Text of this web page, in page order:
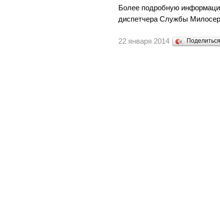
Более подробную
диспетчера Службы
22 января 2014